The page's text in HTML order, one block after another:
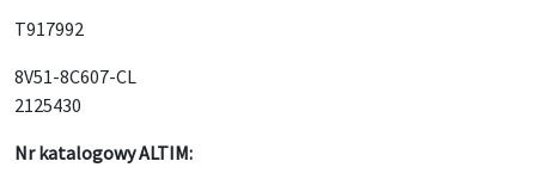
T917992
8V51-8C607-CL
2125430
Nr katalogowy ALTIM: